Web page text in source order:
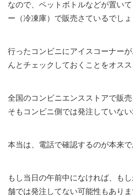
なので、ペットボトルなどが置い
ー（冷凍庫）で販売さているでしょ
行ったコンビニにアイスコーナー
んとチェックしておくことをオスス
全国のコンビニエンスストアで販
そもコンビニ側では発注していない
本当は、電話で確認するのが本来で
もし当日の午前中になければ、も
舗では発注してない可能性もありま